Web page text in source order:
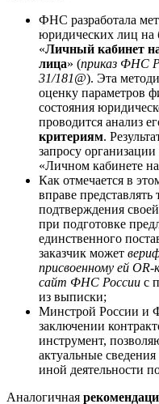
ФНС разработала
юридических лиц на
«Личный кабинет
лица» (приказ ФНС
31/181@). Эта
оценку параметров
состояния
проводится анализ
критериям.
запросу
«Личном кабинете
Как отмечается в
вправе
подтверждения
при подготовке
единственного
заказчик может
присвоенному ей OR-
сайт ФНС России с
из выписки;
Минстрой России и
заключении
инструмент,
актуальные
иной деятельности
Аналогичная